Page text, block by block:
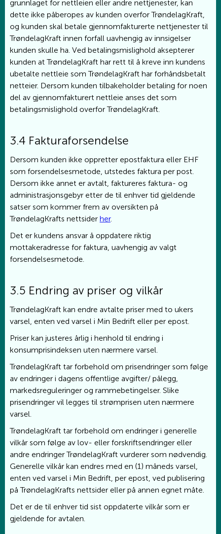
grunnlaget for nettleien eller andre nettjenester, kan
dette ikke påberopes av kunden overfor TrøndelagKraft,
og kunden skal betale gjennomfakturerte nettjenester til
TrøndelagKraft innen forfall uavhengig av innsigelser
kunden skulle ha. Ved betalingsmislighold aksepterer
kunden at TrøndelagKraft har rett til å kreve inn kundens
ubetalte nettleie som TrøndelagKraft har forhåndsbetalt
netteier. Dersom kunden tilbakeholder betaling for noen
del av gjennomfakturert nettleie anses det som
betalingsmislighold overfor TrøndelagKraft.
3.4 Fakturaforsendelse
Dersom kunden ikke oppretter epostfaktura eller EHF
som forsendelsesmetode, utstedes faktura per post.
Dersom ikke annet er avtalt, faktureres faktura- og
administrasjonsgebyr etter de til enhver tid gjeldende
satser som kommer frem av oversikten på
TrøndelagKrafts nettsider her.
Det er kundens ansvar å oppdatere riktig
mottakeradresse for faktura, uavhengig av valgt
forsendelsesmetode.
3.5 Endring av priser og vilkår
TrøndelagKraft kan endre avtalte priser med to ukers
varsel, enten ved varsel i Min Bedrift eller per epost.
Priser kan justeres årlig i henhold til endring i
konsumprisindeksen uten nærmere varsel.
TrøndelagKraft tar forbehold om prisendringer som følge
av endringer i dagens offentlige avgifter/ pålegg,
markedsreguleringer og rammebetingelser. Slike
prisendringer vil legges til strømprisen uten nærmere
varsel.
TrøndelagKraft tar forbehold om endringer i generelle
vilkår som følge av lov- eller forskriftsendringer eller
andre endringer TrøndelagKraft vurderer som nødvendig.
Generelle vilkår kan endres med en (1) måneds varsel,
enten ved varsel i Min Bedrift, per epost, ved publisering
på TrøndelagKrafts nettsider eller på annen egnet måte.
Det er de til enhver tid sist oppdaterte vilkår som er
gjeldende for avtalen.